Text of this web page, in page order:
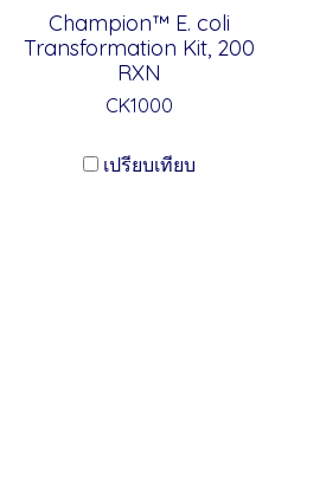
Champion™ E. coli
Transformation Kit, 200
RXN
CK1000
เปรียบเทียบ